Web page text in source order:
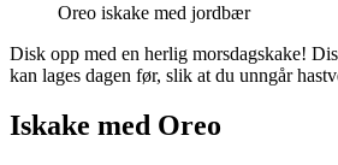
Oreo iskake med jordbær
Disk opp med en herlig morsdagskake!
kan lages dagen før, slik at du unngår
Iskake med Oreo